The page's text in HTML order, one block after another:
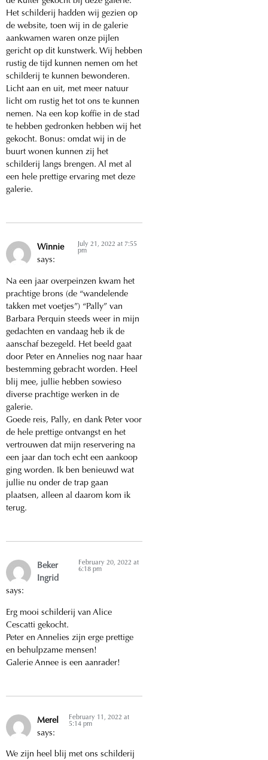
Het schilderij hadden wij gezien op
de website, toen wij in de galerie
aankwamen waren onze pijlen
gericht op dit kunstwerk. Wij hebben
rustig de tijd kunnen nemen om het
schilderij te kunnen bewonderen.
Licht aan en uit, met meer natuur
licht om rustig het tot ons te kunnen
nemen. Na een kop koffie in de stad
te hebben gedronken hebben wij het
gekocht. Bonus: omdat wij in de
buurt wonen kunnen zij het
schilderij langs brengen. Al met al
een hele prettige ervaring met deze
galerie.
Winnie
says:
July 21, 2022 at 7:55
pm
Na een jaar overpeinzen kwam het
prachtige brons (de “wandelende
takken met voetjes”) “Pally” van
Barbara Perquin steeds weer in mijn
gedachten en vandaag heb ik de
aanschaf bezegeld. Het beeld gaat
door Peter en Annelies nog naar haar
bestemming gebracht worden. Heel
blij mee, jullie hebben sowieso
diverse prachtige werken in de
galerie.
Goede reis, Pally, en dank Peter voor
de hele prettige ontvangst en het
vertrouwen dat mijn reservering na
een jaar dan toch echt een aankoop
ging worden. Ik ben benieuwd wat
jullie nu onder de trap gaan
plaatsen, alleen al daarom kom ik
terug.
Beker
Ingrid
says:
February 20, 2022 at
6:18 pm
Erg mooi schilderij van Alice
Cescatti gekocht.
Peter en Annelies zijn erge prettige
en behulpzame mensen!
Galerie Annee is een aanrader!
Merel
says:
February 11, 2022 at
5:14 pm
We zijn heel blij met ons schilderij